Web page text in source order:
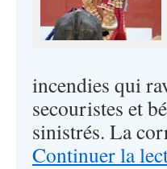
incendies qui
secouristes et
sinistrés. La
Continuer la